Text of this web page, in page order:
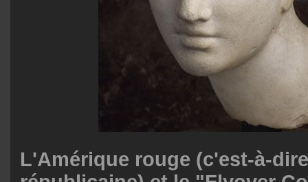
L'Amérique rouge (c'est-à-